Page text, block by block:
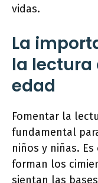
vidas.
La
la lectura
edad
Fomentar la
fundamental
niños y niñas.
forman los
sientan las